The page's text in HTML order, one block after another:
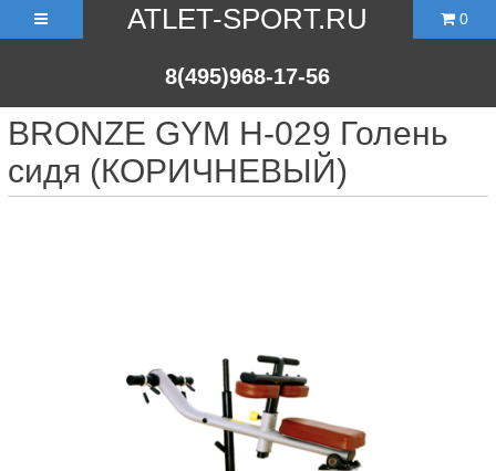
ATLET-SPORT.RU
8(495)968-17-56
0
BRONZE GYM H-029 Голень
сидя (КОРИЧНЕВЫЙ)